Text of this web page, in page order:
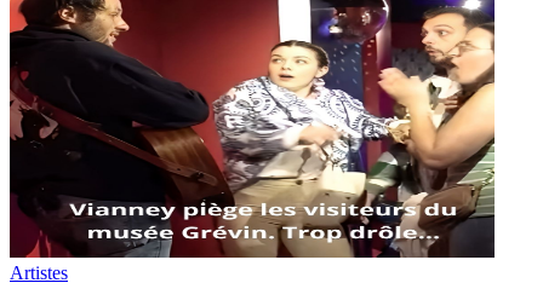
Artistes